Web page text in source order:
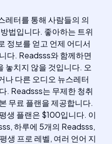
레터를 통해 사람들의 의
법입니다. 좋아하는 트위
정보를 얻고 언제 어디서
다. Readsss와 함께하면
놓치지 않을 것입니다. 오
나 다른 오디오 뉴스레터
. Readsss는 무제한 청취
무료 플랜을 제공합니다.
생 플랜은 $100입니다. 이
하루에 5개의 Readsss,
생 프로 레벨, 여러 언어 지